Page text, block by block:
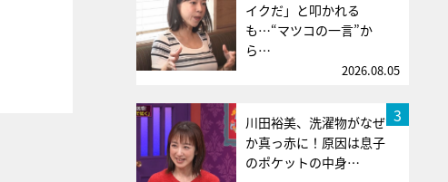
イクだ」と叩かれる
も…“マツコの一言”か
ら…
2026.08.05
3
川田裕美、洗濯物がなぜ
か真っ赤に！原因は息子
のポケットの中身…